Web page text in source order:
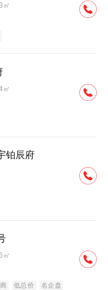
㎡
㎡
铂辰府
㎡
低总价 名企盘